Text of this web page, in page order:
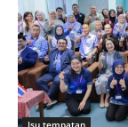
Isu tempatan